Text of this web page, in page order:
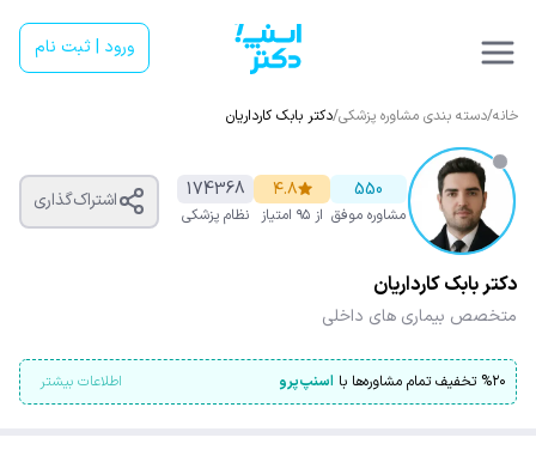
ورود | ثبت نام
خانه/دسته بندی مشاوره پزشکی/دکتر بابک کارداریان
550
مشاوره موفق
۴.۸
از ۹۵ امتیاز
174368
نظام پزشکی
اشتراک‌گذاری
دکتر بابک کارداریان
متخصص بیماری های داخلی
%۲۰ تخفیف تمام مشاوره‌ها با اسنپ‌پرو اطلاعات بیشتر